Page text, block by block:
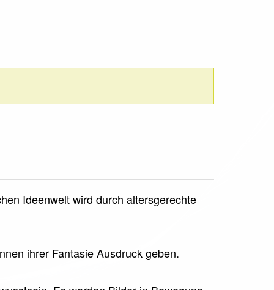
Ideenwelt wird durch altersgerechte
ihrer Fantasie Ausdruck geben.